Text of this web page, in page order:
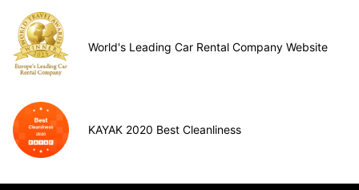
World's Leading Car Rental Company Website
KAYAK 2020 Best Cleanliness